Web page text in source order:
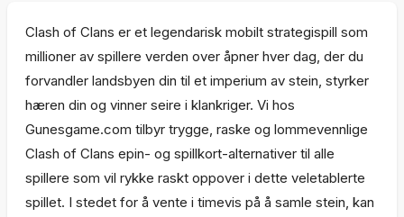
Clash of Clans er et legendarisk mobilt strategispill som
millioner av spillere verden over åpner hver dag, der du
forvandler landsbyen din til et imperium av stein, styrker
hæren din og vinner seire i klankriger. Vi hos
Gunesgame.com tilbyr trygge, raske og lommevennlige
Clash of Clans epin- og spillkort-alternativer til alle
spillere som vil rykke raskt oppover i dette veletablerte
spillet. I stedet for å vente i timevis på å samle stein, kan